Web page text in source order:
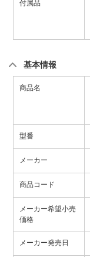
付属品
基本情報
商品名
型番
メーカー
商品コード
メーカー希望小売
価格
メーカー発売日